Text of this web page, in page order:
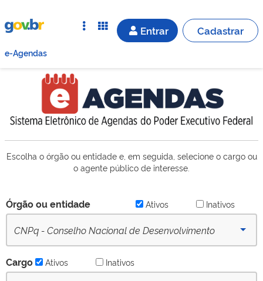
Entrar Cadastrar
e-Agendas
Escolha o órgão ou entidade e, em seguida, selecione o cargo ou
o agente público de interesse.
Órgão ou entidade Ativos Inativos
CNPq - Conselho Nacional de Desenvolvimento
Cargo Ativos Inativos